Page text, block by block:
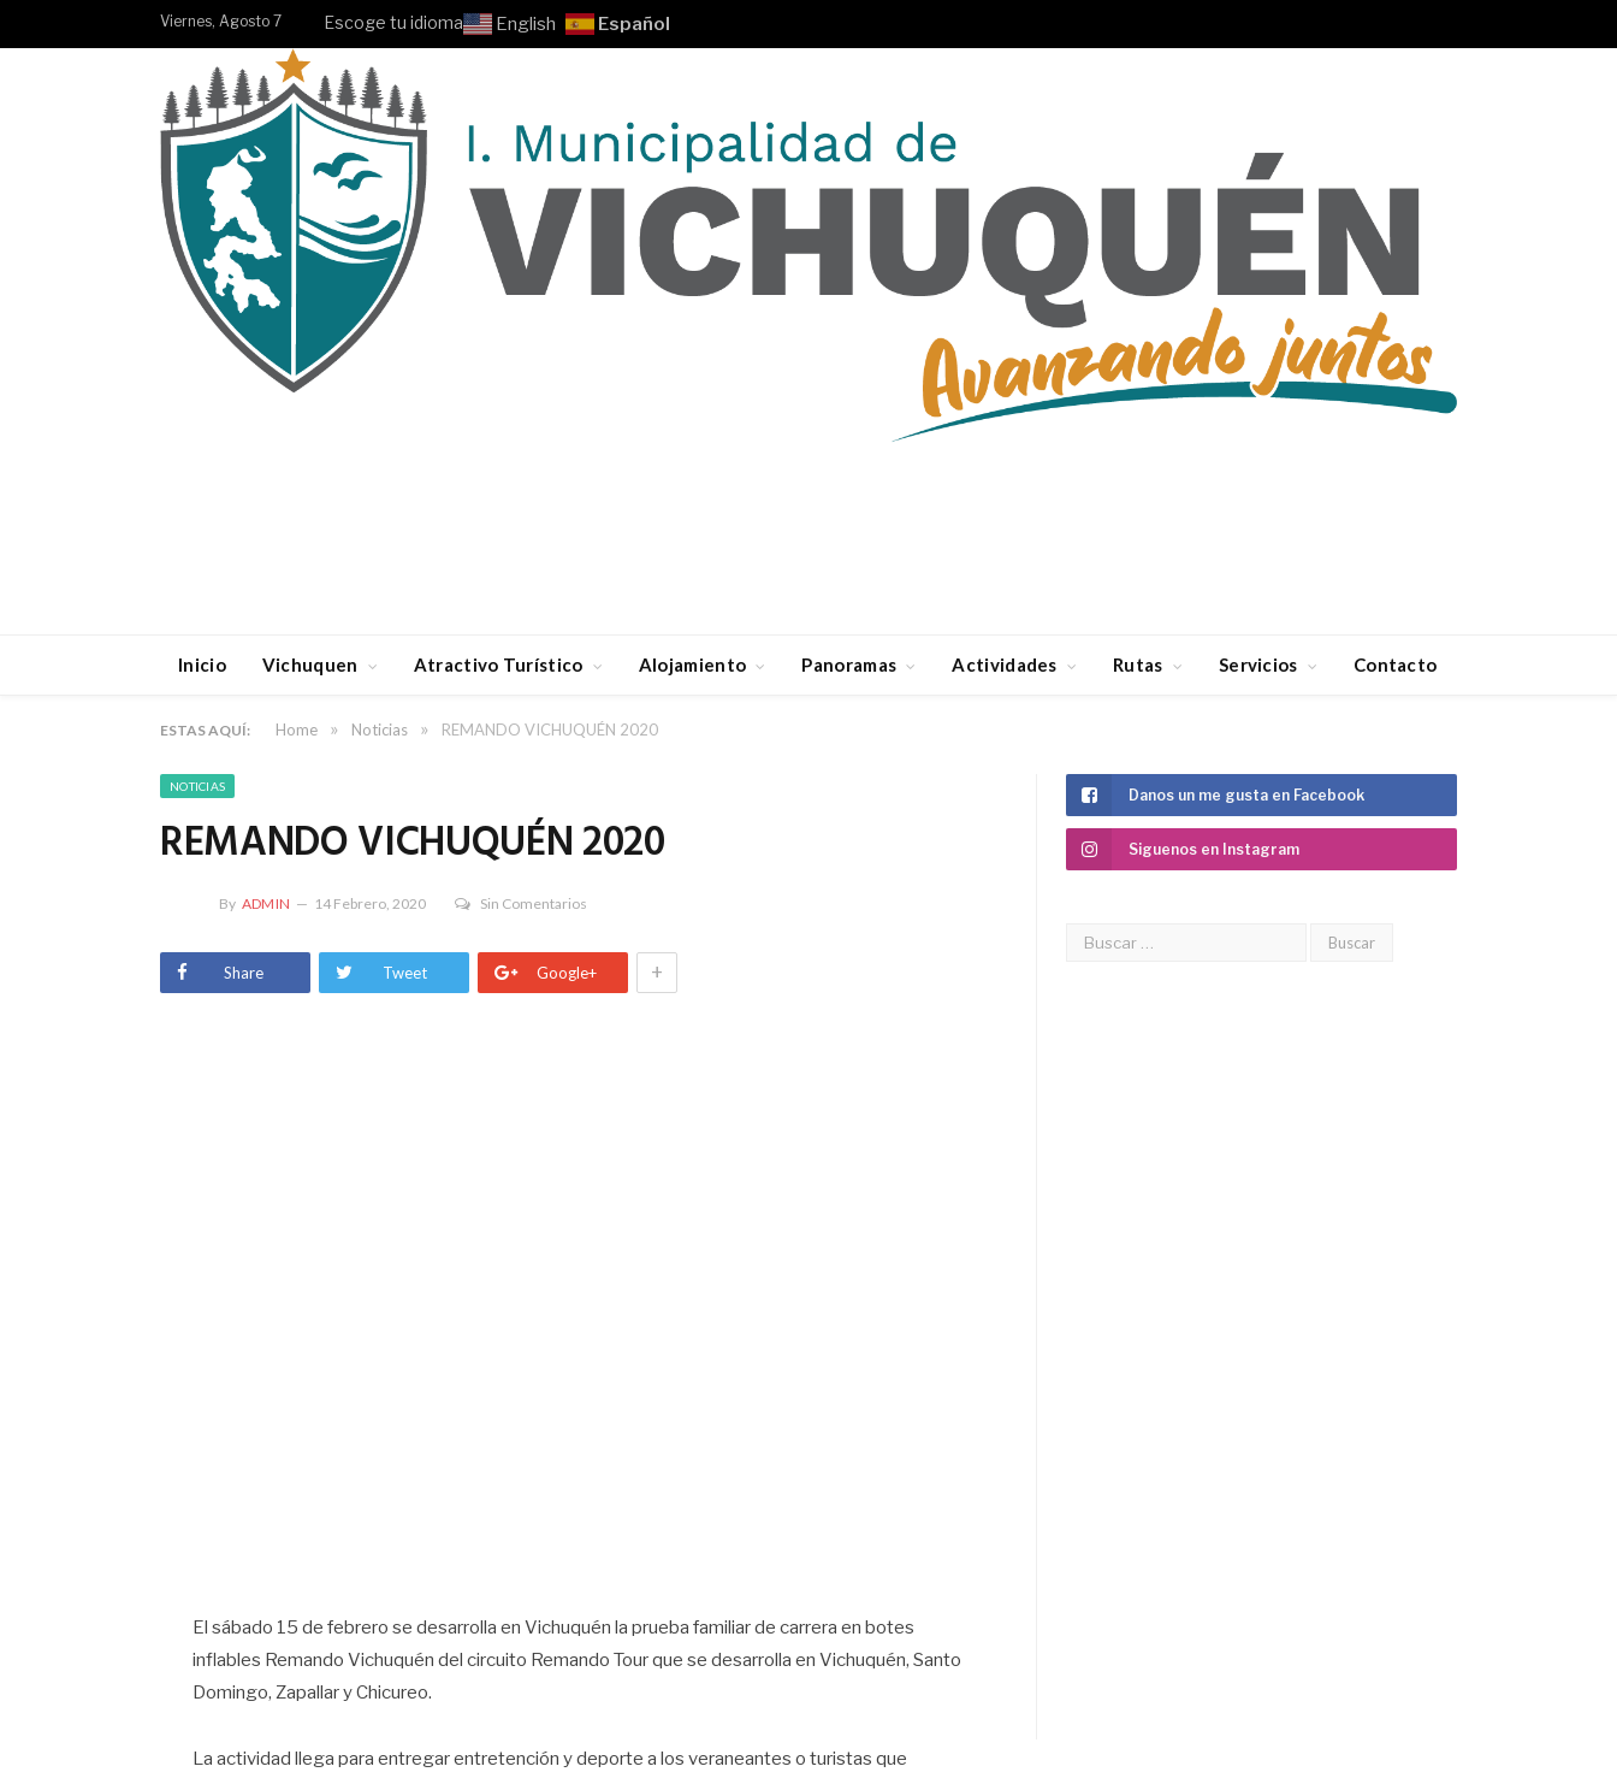
Viernes, Agosto 7 Escoge tu idioma English Español
Inicio Vichuquen Atractivo Turístico Alojamiento Panoramas Actividades Rutas Servicios Contacto
ESTAS AQUÍ: Home » Noticias » REMANDO VICHUQUÉN 2020
NOTICIAS
REMANDO VICHUQUÉN 2020
By ADMIN 14 Febrero, 2020 Sin Comentarios
Share Tweet Google+ +
El sábado 15 de febrero se desarrolla en Vichuquén la prueba familiar de carrera en botes
inflables Remando Vichuquén del circuito Remando Tour que se desarrolla en Vichuquén, Santo
Domingo, Zapallar y Chicureo.
La actividad llega para entregar entretención y deporte a los veraneantes o turistas que
Danos un me gusta en Facebook
Siguenos en Instagram